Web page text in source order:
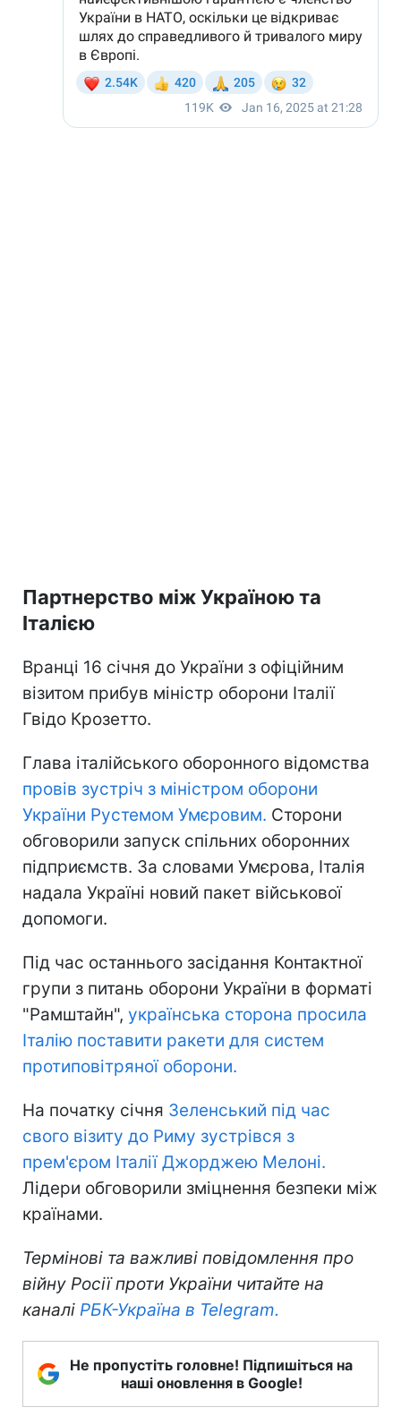
Партнерство між Україною та
Італією
Вранці 16 січня до України з офіційним
візитом прибув міністр оборони Італії
Гвідо Крозетто.
Глава італійського оборонного відомства
провів зустріч з міністром оборони
України Рустемом Умєровим. Сторони
обговорили запуск спільних оборонних
підприємств. За словами Умєрова, Італія
надала Україні новий пакет військової
допомоги.
Під час останнього засідання Контактної
групи з питань оборони України в форматі
"Рамштайн", українська сторона просила
Італію поставити ракети для систем
протиповітряної оборони.
На початку січня Зеленський під час
свого візиту до Риму зустрівся з
прем'єром Італії Джорджею Мелоні.
Лідери обговорили зміцнення безпеки між
країнами.
Термінові та важливі повідомлення про
війну Росії проти України читайте на
каналі РБК-Україна в Telegram.
Не пропустіть головне! Підпишіться на
наші оновлення в Google!